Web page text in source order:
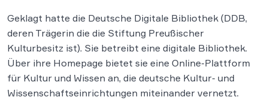
Geklagt hatte die Deutsche Digitale Bibliothek (DDB,
deren Trägerin die die Stiftung Preußischer
Kulturbesitz ist). Sie betreibt eine digitale Bibliothek.
Über ihre Homepage bietet sie eine Online-Plattform
für Kultur und Wissen an, die deutsche Kultur- und
Wissenschaftseinrichtungen miteinander vernetzt.